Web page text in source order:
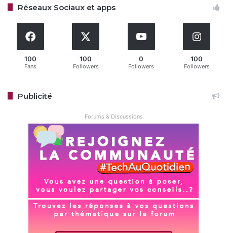
Réseaux Sociaux et apps
100
Fans
100
Followers
0
Followers
100
Followers
Publicité
Forums & Discussions